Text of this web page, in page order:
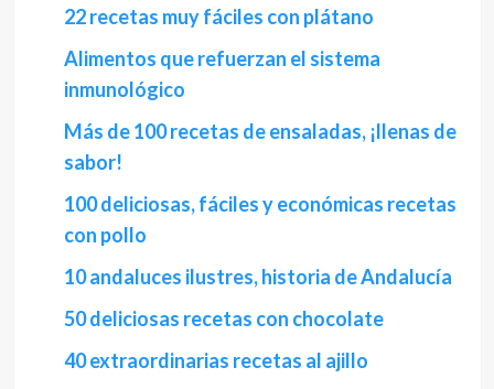
22 recetas muy fáciles con plátano
Alimentos que refuerzan el sistema
inmunológico
Más de 100 recetas de ensaladas, ¡llenas de
sabor!
100 deliciosas, fáciles y económicas recetas
con pollo
10 andaluces ilustres, historia de Andalucía
50 deliciosas recetas con chocolate
40 extraordinarias recetas al ajillo